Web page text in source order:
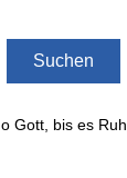
Suchen
Gott, bis es